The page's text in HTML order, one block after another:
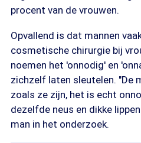
procent van de vrouwen.
Opvallend is dat mannen
cosmetische chirurgie bij
noemen het 'onnodig' en
zichzelf laten sleutelen. "De
zoals ze zijn, het is echt
dezelfde neus en dikke
man in het onderzoek.